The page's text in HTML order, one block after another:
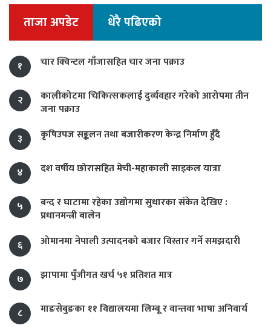
ताजा अपडेट धेरै पढिएको
१ चार क्विन्टल गाँजासहित चार जना पक्राउ
२
कालीकोटमा चिकित्सकलाई दुर्व्यवहार गरेको आरोपमा तीन
जना पक्राउ
३
कृषिउपज सङ्कलन तथा बजारीकरण केन्द्र निर्माण हुँदै
४ दश वर्षीय छोरासहित मेची-महाकाली साइकल यात्रा
५
बन्द र घाटामा रहेका उद्योगमा सुधारका संकेत देखिए :
प्रधानमन्त्री बालेन
६
ओमानमा नेपाली उत्पादनको बजार विस्तार गर्ने समझदारी
७ झापामा पुँजीगत खर्च ५१ प्रतिशत मात्र
८ माङसेबुङका ११ विद्यालयमा लिम्बू र वान्तवा भाषा अनिवार्य